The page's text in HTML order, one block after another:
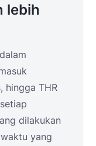
lebih
hingga THR
dilakukan
yang